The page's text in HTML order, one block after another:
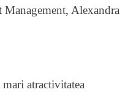
Management, Alexandra
atractivitatea